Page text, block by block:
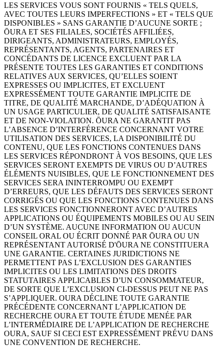
LES SERVICES VOUS SONT FOURNIS « TELS QUELS,
AVEC TOUTES LEURS IMPERFECTIONS » ET « TELS QUE
DISPONIBLES » SANS GARANTIE D’AUCUNE SORTE ;
ŌURA ET SES FILIALES, SOCIÉTÉS AFFILIÉES,
DIRIGEANTS, ADMINISTRATEURS, EMPLOYÉS,
REPRÉSENTANTS, AGENTS, PARTENAIRES ET
CONCÉDANTS DE LICENCE EXCLUENT PAR LA
PRÉSENTE TOUTES LES GARANTIES ET CONDITIONS
RELATIVES AUX SERVICES, QU’ELLES SOIENT
EXPRESSES OU IMPLICITES, ET EXCLUENT
EXPRESSÉMENT TOUTE GARANTIE IMPLICITE DE
TITRE, DE QUALITÉ MARCHANDE, D’ADÉQUATION À
UN USAGE PARTICULIER, DE QUALITÉ SATISFAISANTE
ET DE NON-VIOLATION. ŌURA NE GARANTIT PAS
L’ABSENCE D’INTERFÉRENCE CONCERNANT VOTRE
UTILISATION DES SERVICES, LA DISPONIBILITÉ DU
CONTENU, QUE LES FONCTIONS CONTENUES DANS
LES SERVICES RÉPONDRONT À VOS BESOINS, QUE LES
SERVICES SERONT EXEMPTS DE VIRUS OU D’AUTRES
ÉLÉMENTS NUISIBLES, QUE LE FONCTIONNEMENT DES
SERVICES SERA ININTERROMPU OU EXEMPT
D’ERREURS, QUE LES DÉFAUTS DES SERVICES SERONT
CORRIGÉS OU QUE LES FONCTIONS CONTENUES DANS
LES SERVICES FONCTIONNERONT AVEC D’AUTRES
APPLICATIONS OU ÉQUIPEMENTS MOBILES OU AU SEIN
D’UN SYSTÈME. AUCUNE INFORMATION OU AUCUN
CONSEIL ORAL OU ÉCRIT DONNÉ PAR ŌURA OU UN
REPRÉSENTANT AUTORISÉ D'ŌURA NE CONSTITUERA
UNE GARANTIE. CERTAINES JURIDICTIONS NE
PERMETTENT PAS L’EXCLUSION DES GARANTIES
IMPLICITES OU LES LIMITATIONS DES DROITS
STATUTAIRES APPLICABLES D’UN CONSOMMATEUR,
DE SORTE QUE L’EXCLUSION CI-DESSUS PEUT NE PAS
S’APPLIQUER. OURA DÉCLINE TOUTE GARANTIE
PRÉCÉDENTE CONCERNANT L’APPLICATION DE
RECHERCHE OURA ET TOUTE ÉTUDE MENÉE PAR
L’INTERMÉDIAIRE DE L’APPLICATION DE RECHERCHE
OURA, SAUF SI CECI EST EXPRESSÉMENT PRÉVU DANS
UNE CONVENTION DE RECHERCHE.